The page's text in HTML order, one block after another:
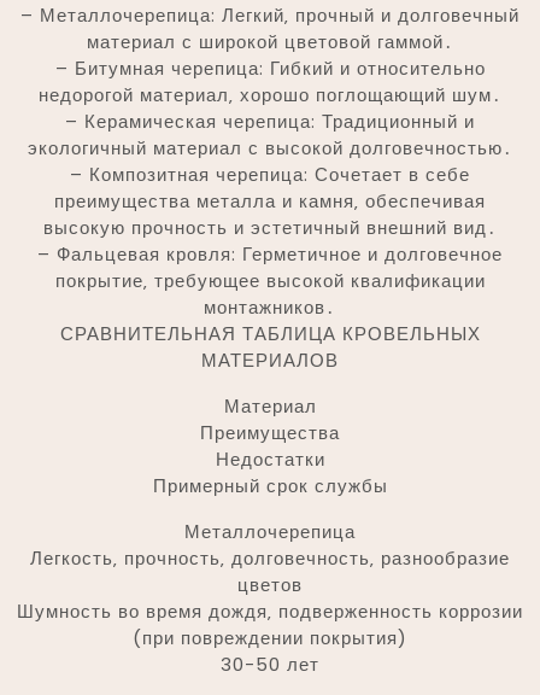
– Металлочерепица: Легкий‚ прочный и долговечный
материал с широкой цветовой гаммой․
– Битумная черепица: Гибкий и относительно
недорогой материал‚ хорошо поглощающий шум․
– Керамическая черепица: Традиционный и
экологичный материал с высокой долговечностью․
– Композитная черепица: Сочетает в себе
преимущества металла и камня‚ обеспечивая
высокую прочность и эстетичный внешний вид․
– Фальцевая кровля: Герметичное и долговечное
покрытие‚ требующее высокой квалификации
монтажников․
СРАВНИТЕЛЬНАЯ ТАБЛИЦА КРОВЕЛЬНЫХ
МАТЕРИАЛОВ
Материал
Преимущества
Недостатки
Примерный срок службы
Металлочерепица
Легкость‚ прочность‚ долговечность‚ разнообразие
цветов
Шумность во время дождя‚ подверженность коррозии
(при повреждении покрытия)
30-50 лет